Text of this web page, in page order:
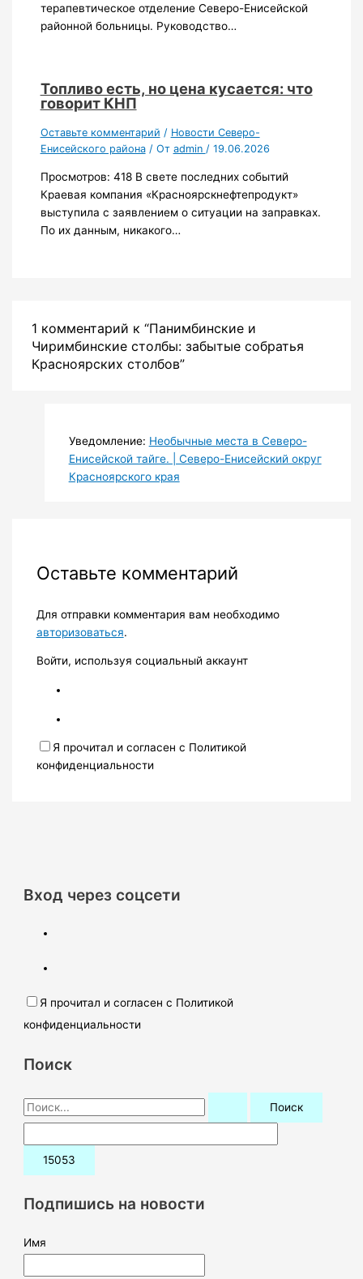
терапевтическое отделение Северо-Енисейской
районной больницы. Руководство…
Топливо есть, но цена кусается: что
говорит КНП
Оставьте комментарий / Новости Северо-
Енисейского района/ От admin / 19.06.2026
Просмотров: 418 В свете последних событий
Краевая компания «Красноярскнефтепродукт»
выступила с заявлением о ситуации на заправках.
По их данным, никакого…
1 комментарий к “Панимбинские и
Чиримбинские столбы: забытые собратья
Красноярских столбов”
Уведомление: Необычные места в Северо-
Енисейской тайге. | Северо-Енисейский округ
Красноярского края
Оставьте комментарий
Для отправки комментария вам необходимо
авторизоваться.
Войти, используя социальный аккаунт
Я прочитал и согласен с Политикой
конфиденциальности
Вход через соцсети
Я прочитал и согласен с Политикой
конфиденциальности
Поиск
П
о
и
:Подпишись на новости
Имя